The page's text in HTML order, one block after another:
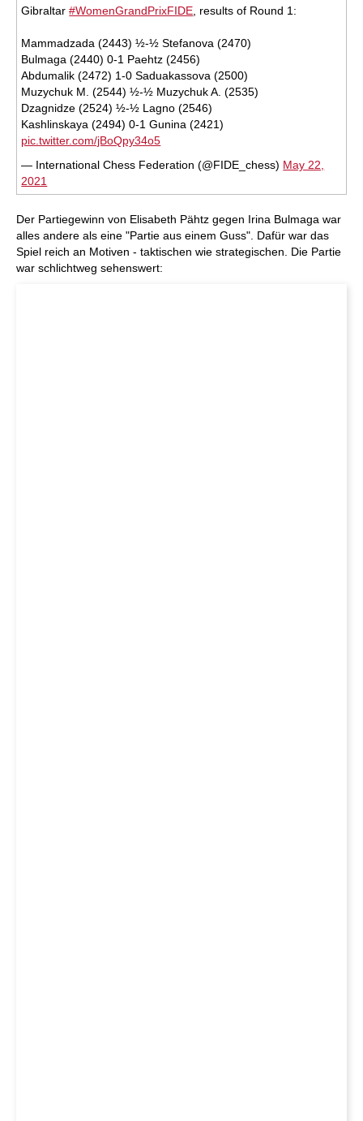
Gibraltar#WomenGrandPrixFIDE, results of Round 1:
Mammadzada (2443) ½-½ Stefanova (2470)
Bulmaga (2440) 0-1 Paehtz (2456)
Abdumalik (2472) 1-0 Saduakassova (2500)
Muzychuk M. (2544) ½-½ Muzychuk A. (2535)
Dzagnidze (2524) ½-½ Lagno (2546)
Kashlinskaya (2494) 0-1 Gunina (2421)
pic.twitter.com/jBoQpy34o5
— International Chess Federation (@FIDE_chess) May 22,
2021
Der Partiegewinn von Elisabeth Pähtz gegen Irina Bulmaga war
alles andere als eine "Partie aus einem Guss". Dafür war das
Spiel reich an Motiven - taktischen wie strategischen. Die Partie
war schlichtweg sehenswert: